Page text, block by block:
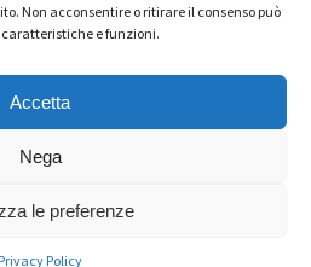
Non acconsentire o ritirare il consenso può
e funzioni.
Accetta
Nega
le preferenze
Privacy Policy